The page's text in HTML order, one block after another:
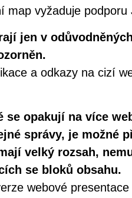
map vyžaduje podporu
jen v
a odkazy na cizí
se opakují na více
správy, je možné
velký rozsah,
se bloků obsahu.
webové